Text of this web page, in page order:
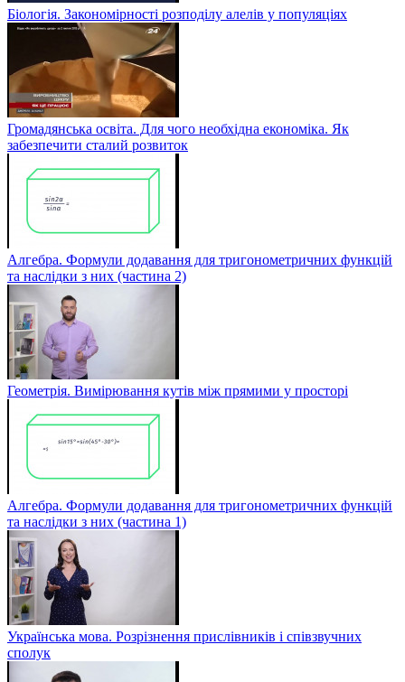
Біологія. Закономірності розподілу алелів у популяціях
Громадянська освіта. Для чого необхідна економіка. Як
забезпечити сталий розвиток
Алгебра. Формули додавання для тригонометричних функцій
та наслідки з них (частина 2)
Геометрія. Вимірювання кутів між прямими у просторі
Алгебра. Формули додавання для тригонометричних функцій
та наслідки з них (частина 1)
Українська мова. Розрізнення прислівників і співзвучних
сполук